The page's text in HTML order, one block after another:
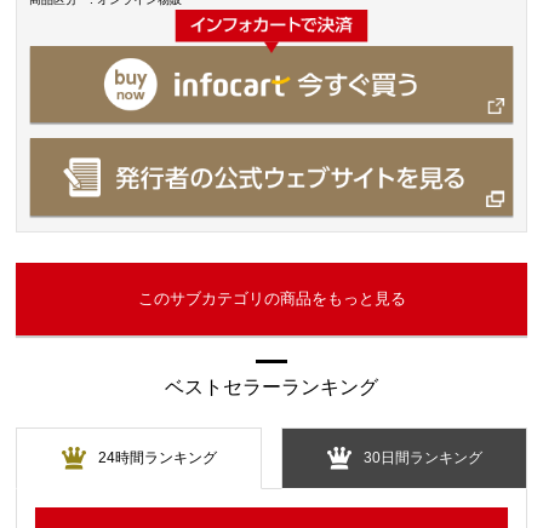
このサブカテゴリの商品をもっと見る
ベストセラーランキング
24時間ランキング 30日間ランキング